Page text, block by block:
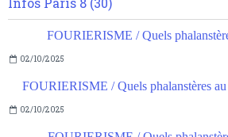
FOURIERISME / Quels
02/10/2025
FOURIERISME / Quels phalanstères
02/10/2025